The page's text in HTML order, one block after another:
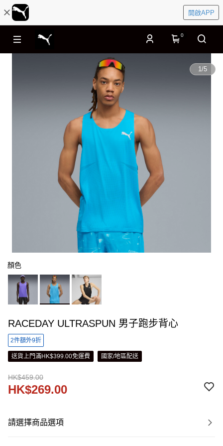
開啟APP
0
1/5
顏色
RACEDAY ULTRASPUN 男子跑步背心
2件額外9折
送貨上門滿HK$399.00免運費 國家/地區配送
HK$459.00
HK$269.00
請選擇商品選項